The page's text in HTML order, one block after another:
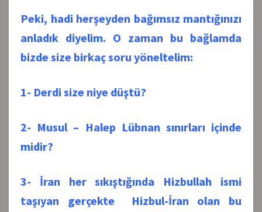
Peki, hadi herşeyden bağımsız mantığınızı
anladık diyelim. O zaman bu bağlamda
bizde size birkaç soru yöneltelim:
1- Derdi size niye düştü?
2- Musul – Halep Lübnan sınırları içinde
midir?
3- İran her sıkıştığında Hizbullah ismi
taşıyan gerçekte Hizbul-İran olan bu